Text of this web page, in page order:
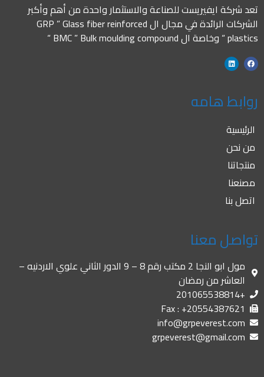
تعد شركة ايفيريست للصناعة والاستثمار واحدة من أهم وأكبر
الشركات الرائدة في مجال ال GRP ” Glass fiber reinforced
plastics “ وخاصة ال BMC ” Bulk moulding compound “
روابط هامه
الرئيسية
من نحن
منتجاتنا
مصنعنا
اتصل بنا
تواصل معنا
مول ابو النجا 2 مكتب رقم 8 – 9 الدور الثاني علوي الاردنيه –
العاشر من رمضان
+201065538814
Fax : +20554387621
info@grpeverest.com
grpeverest@gmail.com